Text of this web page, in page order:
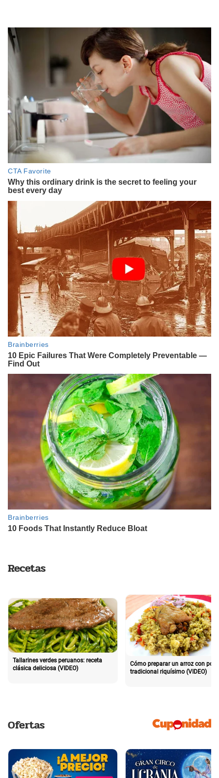
Recetas
Tallarines verdes peruanos: receta
clásica deliciosa (VIDEO)
Cómo preparar un arroz con pollo
tradicional riquísimo (VIDEO)
Ofertas